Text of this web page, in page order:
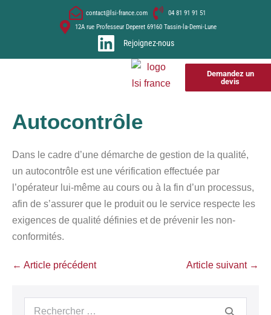
contact@lsi-france.com
04 81 91 91 51
12A rue Professeur Deperet 69160 Tassin-la-Demi-Lune
Rejoignez-nous
Demandez un
devis
Autocontrôle
Dans le cadre d’une démarche de gestion de la qualité,
un autocontrôle est une vérification effectuée par
l’opérateur lui-même au cours ou à la fin d’un processus,
afin de s’assurer que le produit ou le service respecte les
exigences de qualité définies et de prévenir les non-
conformités.
← Article précédent Article suivant →